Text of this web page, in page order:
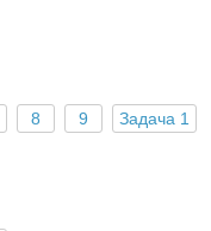
8 9 Задача 1